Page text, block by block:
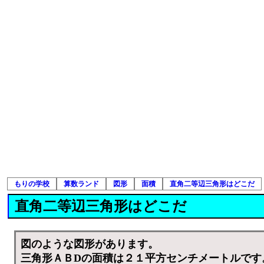
もりの学校 算数ランド 図形 面積 直角二等辺三角形はどこだ
直角二等辺三角形はどこだ
図のような図形があります。
三角形ＡＢDの面積は２１平方センチメートルです